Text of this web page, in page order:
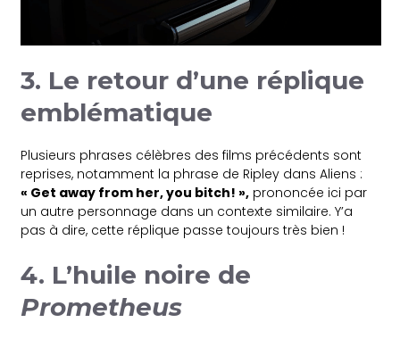
3. Le retour d’une réplique
emblématique
Plusieurs phrases célèbres des films précédents sont
reprises, notamment la phrase de Ripley dans Aliens :
« Get away from her, you bitch! », prononcée ici par
un autre personnage dans un contexte similaire. Y’a
pas à dire, cette réplique passe toujours très bien !
4. L’huile noire de
Prometheus